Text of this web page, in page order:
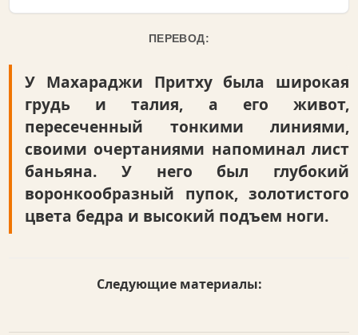
ПЕРЕВОД:
У Махараджи Притху была широкая
грудь и талия, а его живот,
пересеченный тонкими линиями,
своими очертаниями напоминал лист
баньяна. У него был глубокий
воронкообразный пупок, золотистого
цвета бедра и высокий подъем ноги.
Следующие материалы: